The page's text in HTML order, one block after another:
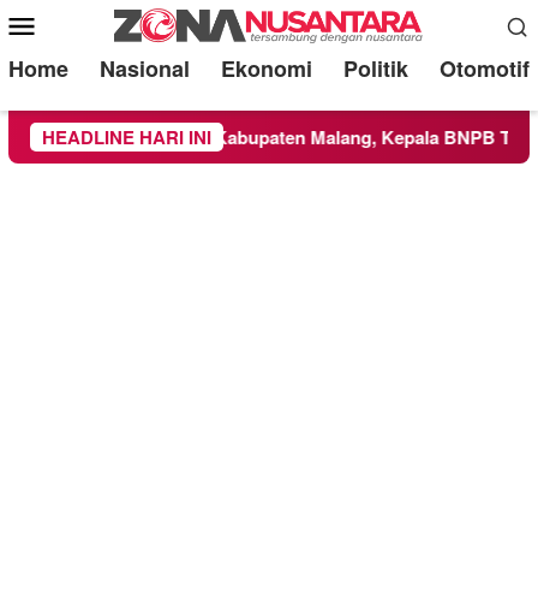
Mobile
Menu
Home Nasional Ekonomi Politik Otomotif
HEADLINE HARI INI
ke Wilayah Kabupaten Malang, Kepala BNPB Tinjau